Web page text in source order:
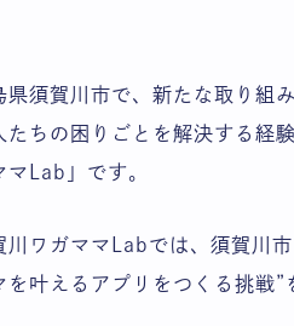
県須賀川市で、新たな取り組
たちの困りごとを解決する経
マLab」です。
川ワガママLabでは、須賀川
を叶えるアプリをつくる挑戦